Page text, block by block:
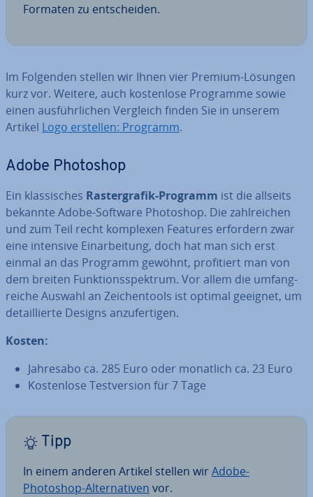
Formaten zu ent­schei­den.
Im Folgenden stellen wir Ihnen vier Premium-Lösungen
kurz vor. Weitere, auch kos­ten­lo­se Programme sowie
einen aus­führ­li­chen Vergleich finden Sie in unserem
Artikel Logo erstellen: Programm.
Adobe Photoshop
Ein klas­si­sches Ras­ter­gra­fik-Programm ist die allseits
bekannte Adobe-Software Photoshop. Die zahl­rei­chen
und zum Teil recht komplexen Features erfordern zwar
eine intensive Ein­ar­bei­tung, doch hat man sich erst
einmal an das Programm gewöhnt, pro­fi­tiert man von
dem breiten Funk­ti­ons­spek­trum. Vor allem die um­fang­
rei­che Auswahl an Zei­chen­tools ist optimal geeignet, um
de­tail­lier­te Designs an­zu­fer­ti­gen.
Kosten:
Jahresabo ca. 285 Euro oder monatlich ca. 23 Euro
Kos­ten­lo­se Test­ver­si­on für 7 Tage
Tipp
In einem anderen Artikel stellen wirAdobe-
Photoshop-Al­ter­na­ti­ven vor.